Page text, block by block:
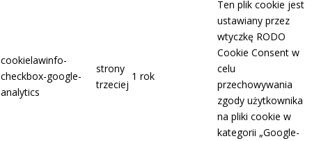
cookielawinfo-
checkbox-google-
analytics
strony
trzeciej
1 rok
Ten plik cookie jest
ustawiany przez
wtyczkę RODO
Cookie Consent w
celu
przechowywania
zgody użytkownika
na pliki cookie w
kategorii „Google-